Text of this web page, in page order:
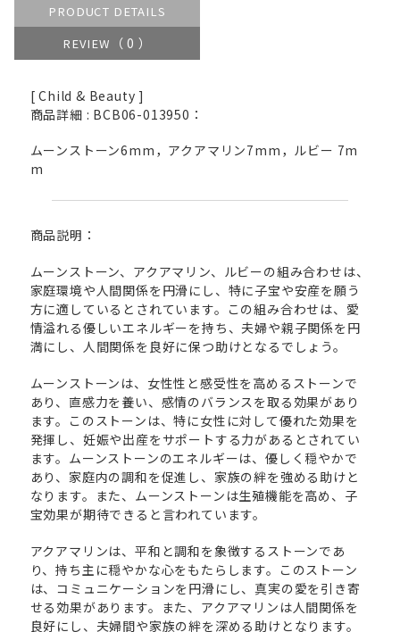
PRODUCT DETAILS
REVIEW
（ 0 ）
[ Child & Beauty ]
商品詳細 : BCB06-013950：
ムーンストーン6mm，アクアマリン7mm，ルビー 7m
m
商品説明：
ムーンストーン、アクアマリン、ルビーの組み合わせは、
家庭環境や人間関係を円滑にし、特に子宝や安産を願う
方に適しているとされています。この組み合わせは、愛
情溢れる優しいエネルギーを持ち、夫婦や親子関係を円
満にし、人間関係を良好に保つ助けとなるでしょう。
ムーンストーンは、女性性と感受性を高めるストーンで
あり、直感力を養い、感情のバランスを取る効果があり
ます。このストーンは、特に女性に対して優れた効果を
発揮し、妊娠や出産をサポートする力があるとされてい
ます。ムーンストーンのエネルギーは、優しく穏やかで
あり、家庭内の調和を促進し、家族の絆を強める助けと
なります。また、ムーンストーンは生殖機能を高め、子
宝効果が期待できると言われています。
アクアマリンは、平和と調和を象徴するストーンであ
り、持ち主に穏やかな心をもたらします。このストーン
は、コミュニケーションを円滑にし、真実の愛を引き寄
せる効果があります。また、アクアマリンは人間関係を
良好にし、夫婦間や家族の絆を深める助けとなります。